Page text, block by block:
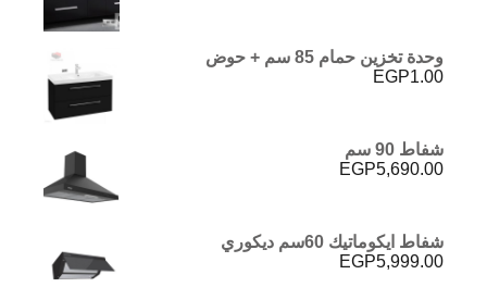
وحدة تخزين حمام 85 سم + حوض
EGP1.00
شفاط 90 سم
EGP5,690.00
شفاط ايكوماتيك 60سم ديكوري
EGP5,999.00